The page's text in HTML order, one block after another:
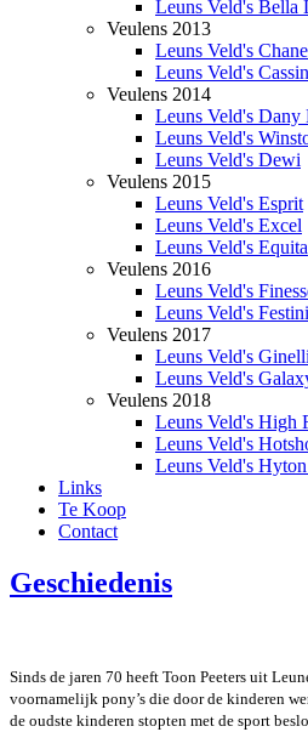
Leuns Veld's Bella
Veulens 2013
Leuns Veld's
Leuns Veld's
Veulens 2014
Leuns Veld's Dany
Leuns Veld's
Leuns Veld's Dewi
Veulens 2015
Leuns Veld's Esprit
Leuns Veld's Excel
Leuns Veld's Equita
Veulens 2016
Leuns Veld's
Leuns Veld's Festini
Veulens 2017
Leuns Veld's
Leuns Veld's
Veulens 2018
Leuns Veld's High
Leuns Veld's
Leuns Veld's
Links
Te Koop
Contact
Geschiedenis
Sinds de jaren 70 heeft Toon Peeters uit
voornamelijk pony’s die door de kinderen
de oudste kinderen stopten met de sport